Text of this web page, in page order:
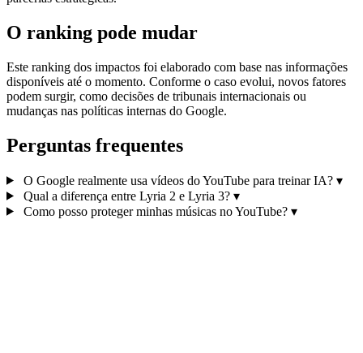
O ranking pode mudar
Este ranking dos impactos foi elaborado com base nas informações
disponíveis até o momento. Conforme o caso evolui, novos fatores
podem surgir, como decisões de tribunais internacionais ou
mudanças nas políticas internas do Google.
Perguntas frequentes
O Google realmente usa vídeos do YouTube para treinar IA? ▾
Qual a diferença entre Lyria 2 e Lyria 3? ▾
Como posso proteger minhas músicas no YouTube? ▾